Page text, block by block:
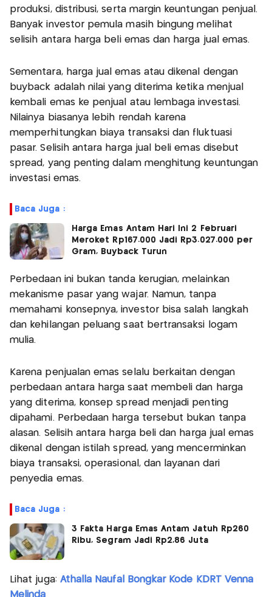
produksi, distribusi, serta margin keuntungan penjual.
Banyak investor pemula masih bingung melihat
selisih antara harga beli emas dan harga jual emas.
Sementara, harga jual emas atau dikenal dengan
buyback adalah nilai yang diterima ketika menjual
kembali emas ke penjual atau lembaga investasi.
Nilainya biasanya lebih rendah karena
memperhitungkan biaya transaksi dan fluktuasi
pasar. Selisih antara harga jual beli emas disebut
spread, yang penting dalam menghitung keuntungan
investasi emas.
Baca Juga :
Harga Emas Antam Hari Ini 2 Februari
Meroket Rp167.000 Jadi Rp3.027.000 per
Gram, Buyback Turun
Perbedaan ini bukan tanda kerugian, melainkan
mekanisme pasar yang wajar. Namun, tanpa
memahami konsepnya, investor bisa salah langkah
dan kehilangan peluang saat bertransaksi logam
mulia.
Karena penjualan emas selalu berkaitan dengan
perbedaan antara harga saat membeli dan harga
yang diterima, konsep spread menjadi penting
dipahami. Perbedaan harga tersebut bukan tanpa
alasan. Selisih antara harga beli dan harga jual emas
dikenal dengan istilah spread, yang mencerminkan
biaya transaksi, operasional, dan layanan dari
penyedia emas.
Baca Juga :
3 Fakta Harga Emas Antam Jatuh Rp260
Ribu, Segram Jadi Rp2,86 Juta
Lihat juga: Athalla Naufal Bongkar Kode KDRT Venna
Melinda